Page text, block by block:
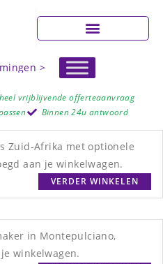
>
vrijblijvende offerteaanvraag
Binnen 24u antwoord
Zuid-Afrika met optionele
aan je winkelwagen.
VERDER WINKELEN
in Montepulciano,
winkelwagen.